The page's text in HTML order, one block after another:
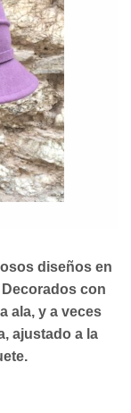
diseños en
con
ala, y a veces
ajustado a la